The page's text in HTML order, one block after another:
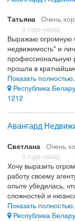
постоянно. Все
которые мы
квартиру,
трехкомнатную и
отношение к
Татьяна Очень
3 года назад
Выражаю огромную
недвижимость" и
профессиональную
прошла в
Находясь в другом
доверилась
агентству и
Внимательность
Все понравилось
Показать
Республика
1212
Авангард
Светлана Очень
3 года назад
Хочу выразить
работу своему
опыте убедилась,
сложностей и
неподготовленному
спасательный круг
Показать
Республика